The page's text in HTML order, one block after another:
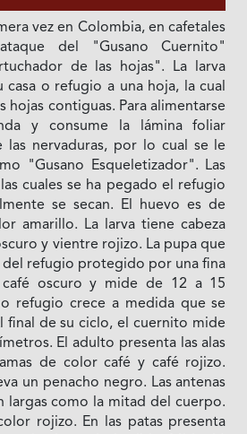
vez en Colombia, en cafetales
del "Gusano Cuernito"
de las hojas". La larva
casa o refugio a una hoja, la cual
hojas contiguas. Para alimentarse
y consume la lámina foliar
las nervaduras, por lo cual se le
"Gusano Esqueletizador". Las
cuales se ha pegado el refugio
se secan. El huevo es de
amarillo. La larva tiene cabeza
y vientre rojizo. La pupa que
refugio protegido por una fina
oscuro y mide de 12 a 15
refugio crece a medida que se
final de su ciclo, el cuernito mide
El adulto presenta las alas
de color café y café rojizo.
un penacho negro. Las antenas
largas como la mitad del cuerpo.
rojizo. En las patas presenta